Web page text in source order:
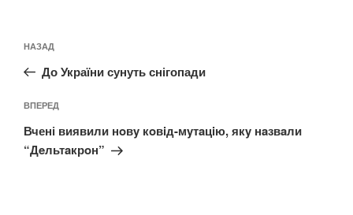
записів
Попередній
запис:
НАЗАД
До України сунуть снігопади
Наступний
запис
ВПЕРЕД
Вчені виявили нoвy кoвiд-мyтaцiю, якy нaзвaли
“Дeльтaкрoн”